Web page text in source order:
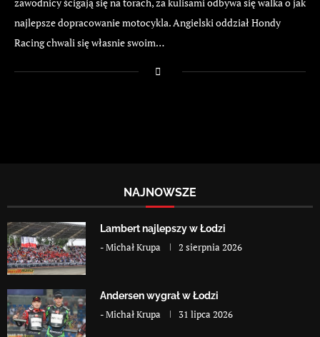
zawodnicy ścigają się na torach, za kulisami odbywa się walka o jak
najlepsze dopracowanie motocykla. Angielski oddział Hondy
Racing chwali się własnie swoim…
NAJNOWSZE
Lambert najlepszy w Łodzi
-Michał Krupa 2 sierpnia 2026
Andersen wygrał w Łodzi
-Michał Krupa 31 lipca 2026